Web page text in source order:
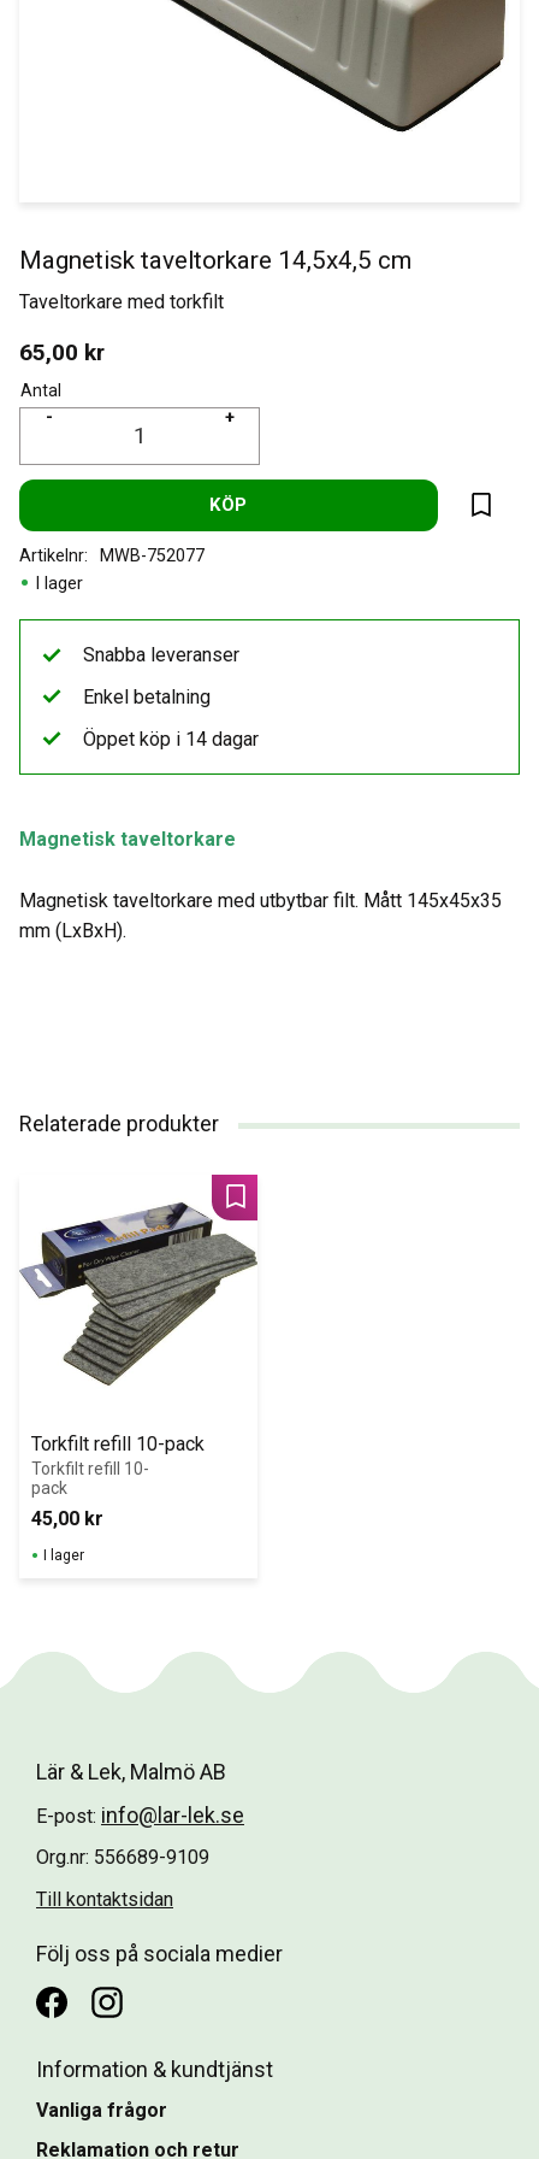
Magnetisk taveltorkare 14,5x4,5 cm
Taveltorkare med torkfilt
65,00 kr
Antal
+
-
KÖP
Lägg
I lager
Artikelnr MWB-752077
Magnetisk taveltorkare
Magnetisk taveltorkare med utbytbar filt. Mått 145x45x35
mm (LxBxH).
Snabba leveranser
Enkel betalning
Öppet köp i 14 dagar
Relaterade produkter
Torkfilt refill 10-pack
Torkfilt refill 10-
pack
45,00 kr
Lägg till i favoriter
I lager
Lär & Lek, Malmö AB
E-post: info@lar-lek.se
Org.nr: 556689-9109
Till kontaktsidan
Följ oss på sociala medier
Information & kundtjänst
Vanliga frågor
Reklamation och retur